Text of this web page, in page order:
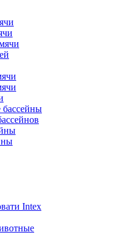
Intex